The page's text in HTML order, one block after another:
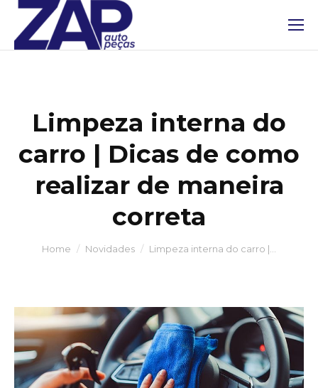
Limpeza interna do
carro | Dicas de como
realizar de maneira
correta
You are here:
Home Novidades Limpeza interna do carro |…